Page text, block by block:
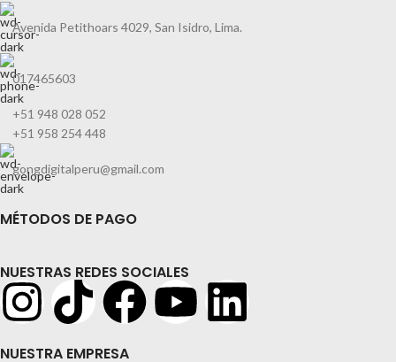
Avenida Petithoars 4029, San Isidro, Lima.
017465603
+51 948 028 052
+51 958 254 448
gongdigitalperu@gmail.com
MÉTODOS DE PAGO
NUESTRAS REDES SOCIALES
NUESTRA EMPRESA